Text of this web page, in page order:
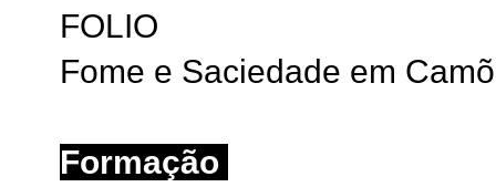
FOLIO
Fome e Saciedade em
Formação